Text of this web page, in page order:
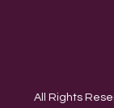
All Rights